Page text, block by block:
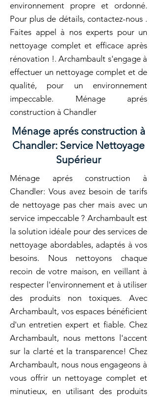
environnement propre et ordonné.
Pour plus de détails, contactez-nous .
Faites appel à nos experts pour un
nettoyage complet et efficace après
rénovation !. Archambault s'engage à
effectuer un nettoyage complet et de
qualité, pour un environnement
impeccable. Ménage aprés
construction à Chandler
Ménage aprés construction à
Chandler: Service Nettoyage
Supérieur
Ménage aprés construction à
Chandler: Vous avez besoin de tarifs
de nettoyage pas cher mais avec un
service impeccable ? Archambault est
la solution idéale pour des services de
nettoyage abordables, adaptés à vos
besoins. Nous nettoyons chaque
recoin de votre maison, en veillant à
respecter l'environnement et à utiliser
des produits non toxiques. Avec
Archambault, vos espaces bénéficient
d'un entretien expert et fiable. Chez
Archambault, nous mettons l'accent
sur la clarté et la transparence! Chez
Archambault, nous nous engageons à
vous offrir un nettoyage complet et
minutieux, en utilisant des produits